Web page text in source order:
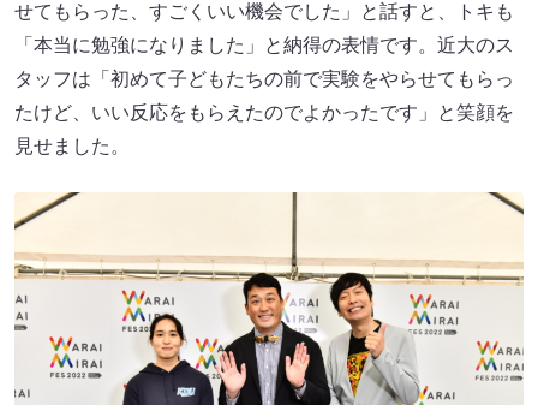
せてもらった、すごくいい機会でした」と話すと、トキも
「本当に勉強になりました」と納得の表情です。近大のス
タッフは「初めて子どもたちの前で実験をやらせてもらっ
たけど、いい反応をもらえたのでよかったです」と笑顔を
見せました。